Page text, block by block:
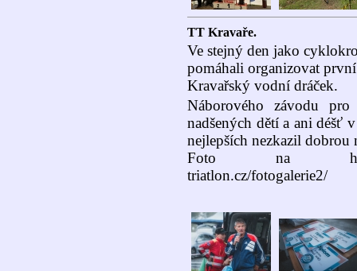
TT Kravaře.
Ve stejný den jako
pomáhali organizovat
Kravařský vodní dráček.
Náborového závodu
nadšených dětí a ani déšť
nejlepších nezkazil dobrou
Foto na https://
triatlon.cz/fotogalerie2/